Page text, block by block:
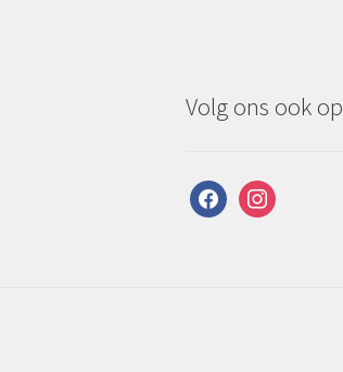
Volg ons ook op
facebookinstagram